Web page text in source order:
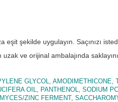
eşit şekilde uygulayın. Saçınızı
ve orijinal ambalajında
GLYCOL,
OIL, PANTHENOL, SODIUM
ZINC FERMENT,